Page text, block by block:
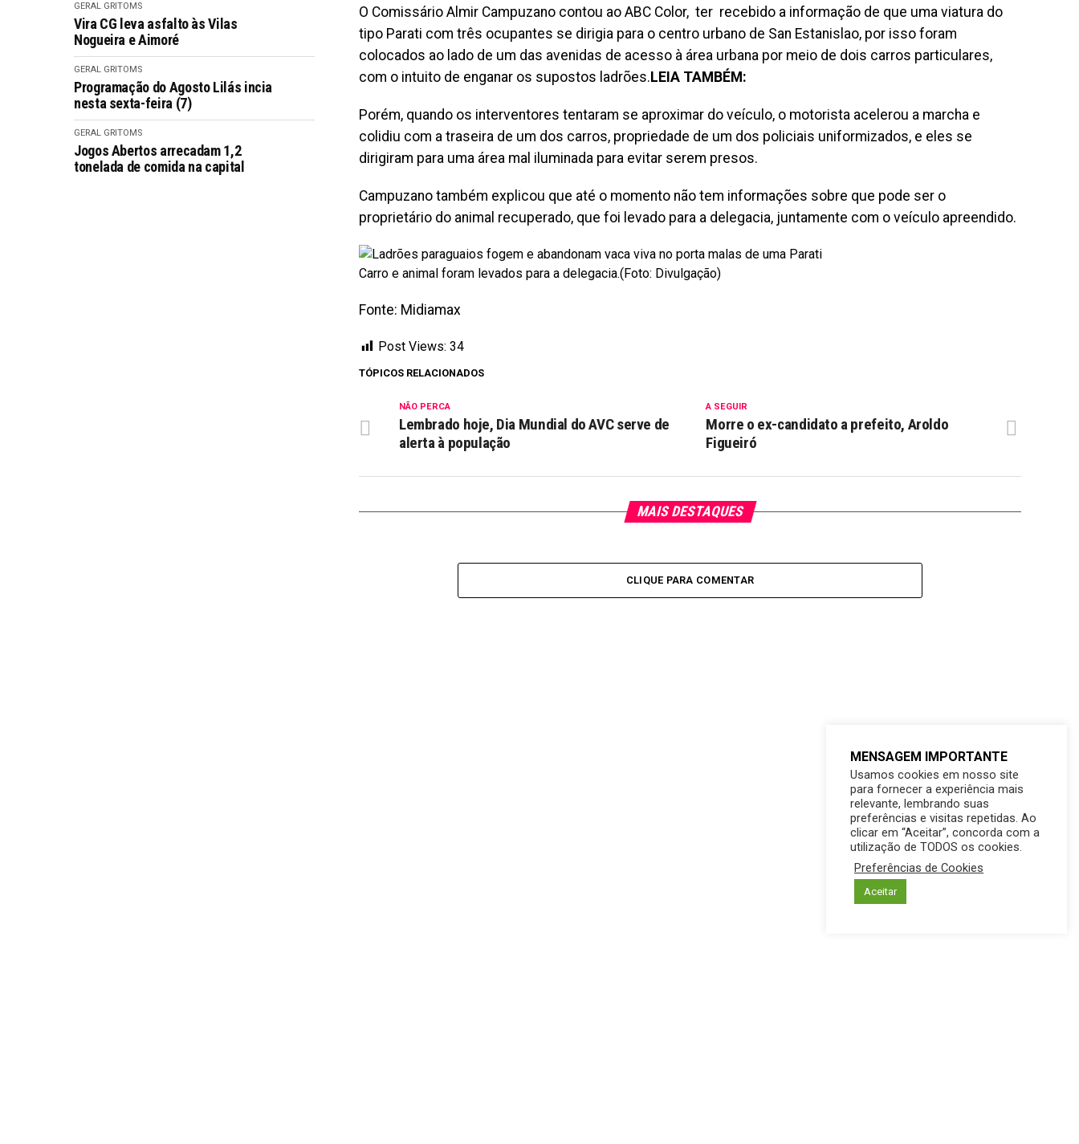
GERAL GRITOMS
Vira CG leva asfalto às Vilas
Nogueira e Aimoré
GERAL GRITOMS
Programação do Agosto Lilás incia
nesta sexta-feira (7)
GERAL GRITOMS
Jogos Abertos arrecadam 1,2
tonelada de comida na capital
O Comissário Almir Campuzano contou ao ABC Color, ter recebido a informação de que uma viatura do
tipo Parati com três ocupantes se dirigia para o centro urbano de San Estanislao, por isso foram
colocados ao lado de um das avenidas de acesso à área urbana por meio de dois carros particulares,
com o intuito de enganar os supostos ladrões. LEIA TAMBÉM:
Porém, quando os interventores tentaram se aproximar do veículo, o motorista acelerou a marcha e
colidiu com a traseira de um dos carros, propriedade de um dos policiais uniformizados, e eles se
dirigiram para uma área mal iluminada para evitar serem presos.
Campuzano também explicou que até o momento não tem informações sobre que pode ser o
proprietário do animal recuperado, que foi levado para a delegacia, juntamente com o veículo apreendido.
Carro e animal foram levados para a delegacia.(Foto: Divulgação)
Fonte: Midiamax
Post Views: 34
TÓPICOS RELACIONADOS
A SEGUIR
Morre o ex-candidato a prefeito, Aroldo
Figueiró
NÃO PERCA
Lembrado hoje, Dia Mundial do AVC serve de
alerta à população
MAIS DESTAQUES
CLIQUE PARA COMENTAR
MENSAGEM IMPORTANTE
Usamos cookies em nosso site
para fornecer a experiência mais
relevante, lembrando suas
preferências e visitas repetidas. Ao
clicar em “Aceitar”, concorda com a
utilização de TODOS os cookies.
Preferências de Cookies
Aceitar